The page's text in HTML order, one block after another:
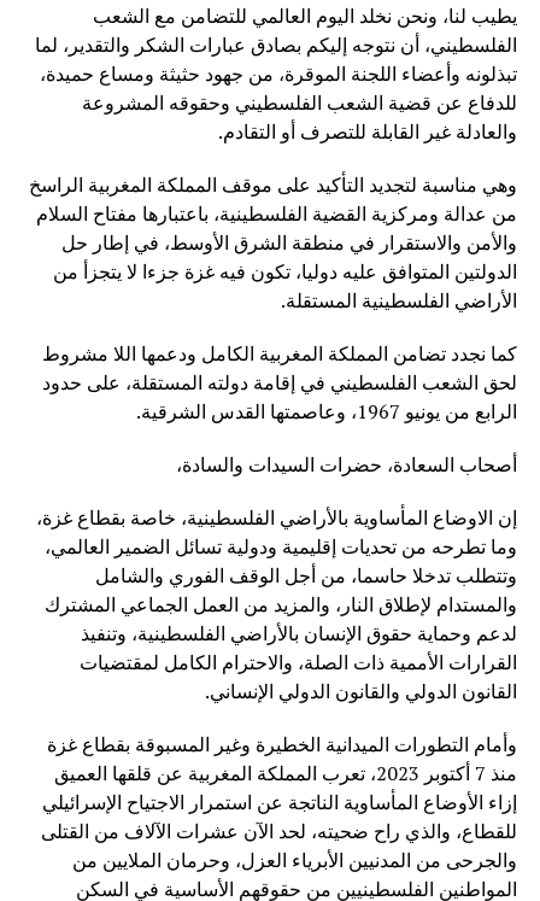
يطيب لنا، ونحن نخلد اليوم العالمي للتضامن مع الشعب
الفلسطيني، أن نتوجه إليكم بصادق عبارات الشكر والتقدير، لما
تبذلونه وأعضاء اللجنة الموقرة، من جهود حثيثة ومساع حميدة،
للدفاع عن قضية الشعب الفلسطيني وحقوقه المشروعة
والعادلة غير القابلة للتصرف أو التقادم.
وهي مناسبة لتجديد التأكيد على موقف المملكة المغربية الراسخ
من عدالة ومركزية القضية الفلسطينية، باعتبارها مفتاح السلام
والأمن والاستقرار في منطقة الشرق الأوسط، في إطار حل
الدولتين المتوافق عليه دوليا، تكون فيه غزة جزءا لا يتجزأ من
الأراضي الفلسطينية المستقلة.
كما نجدد تضامن المملكة المغربية الكامل ودعمها اللا مشروط
لحق الشعب الفلسطيني في إقامة دولته المستقلة، على حدود
الرابع من يونيو 1967، وعاصمتها القدس الشرقية.
أصحاب السعادة، حضرات السيدات والسادة،
إن الاوضاع المأساوية بالأراضي الفلسطينية، خاصة بقطاع غزة،
وما تطرحه من تحديات إقليمية ودولية تسائل الضمير العالمي،
وتتطلب تدخلا حاسما، من أجل الوقف الفوري والشامل
والمستدام لإطلاق النار، والمزيد من العمل الجماعي المشترك
لدعم وحماية حقوق الإنسان بالأراضي الفلسطينية، وتنفيذ
القرارات الأممية ذات الصلة، والاحترام الكامل لمقتضيات
القانون الدولي والقانون الدولي الإنساني.
وأمام التطورات الميدانية الخطيرة وغير المسبوقة بقطاع غزة
منذ 7 أكتوبر 2023، تعرب المملكة المغربية عن قلقها العميق
إزاء الأوضاع المأساوية الناتجة عن استمرار الاجتياح الإسرائيلي
للقطاع، والذي راح ضحيته، لحد الآن عشرات الآلاف من القتلى
والجرحى من المدنيين الأبرياء العزل، وحرمان الملايين من
المواطنين الفلسطينيين من حقوقهم الأساسية في السكن